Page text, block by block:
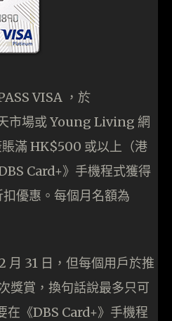
VISA ，於
市場或 Young Living 網
滿 HK$500 或以上（港
Card+》手機程式獲得
扣優惠。每個月名額為
月 31 日，但每個用戶於推
獎賞，換句話說最多只可
在《DBS Card+》手機程